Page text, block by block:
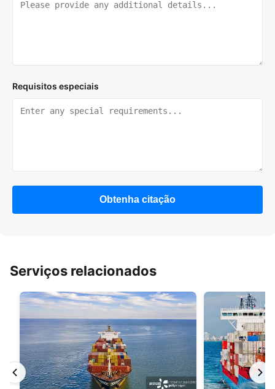
Requisitos especiais
Obtenha citação
Serviços relacionados